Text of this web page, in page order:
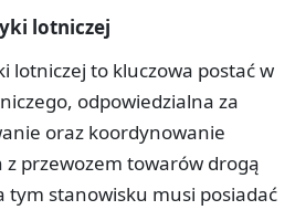
lotniczej
lotniczej to kluczowa postać w
odpowiedzialna za
oraz koordynowanie
z przewozem towarów drogą
tym stanowisku musi posiadać